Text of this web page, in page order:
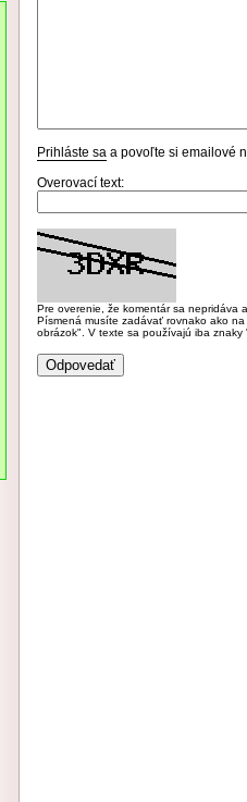
Prihláste sa a povoľte si emailové
Overovací text:
Pre overenie, že komentár sa nepridáva
Písmená musíte zadávať rovnako ako
obrázok". V texte sa používajú iba znaky